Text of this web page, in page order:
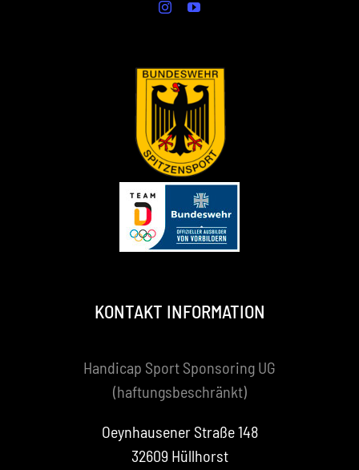
KONTAKT INFORMATION
Handicap Sport Sponsoring UG
(haftungsbeschränkt)
Oeynhausener Straße 148
32609 Hüllhorst